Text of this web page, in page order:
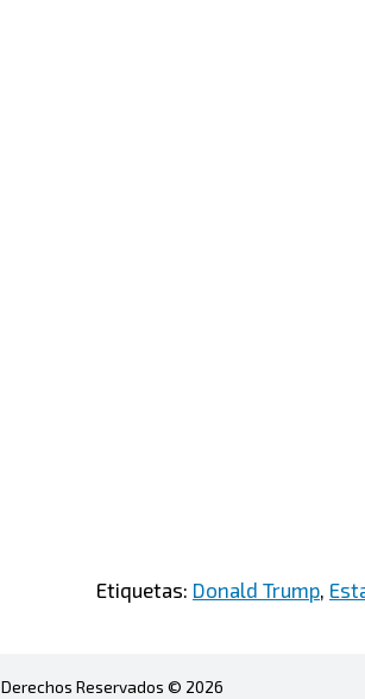
Etiquetas: Donald Trump,
Derechos Reservados © 2026